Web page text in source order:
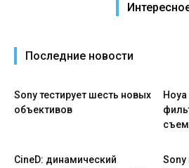
Последние новости
Sony тестирует шесть новых
объективов
CineD: динамический
Sony